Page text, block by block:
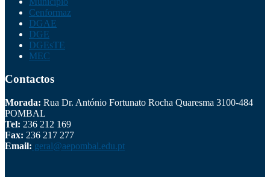
Cenformaz
DGAE
DGE
DGEsTE
MEC
Contactos
Morada: Rua Dr. António Fortunato Rocha Quaresma 3100-484
POMBAL
Tel: 236 212 169
Fax: 236 217 277
Email: geral@aepombal.edu.pt